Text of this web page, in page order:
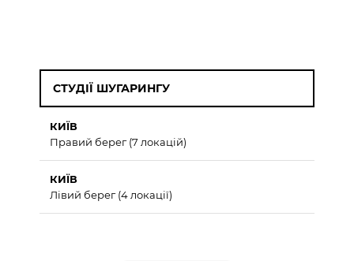
СТУДІЇ ШУГАРИНГУ
КИЇВ
Правий берег (7 локацій)
КИЇВ
Лівий берег (4 локації)